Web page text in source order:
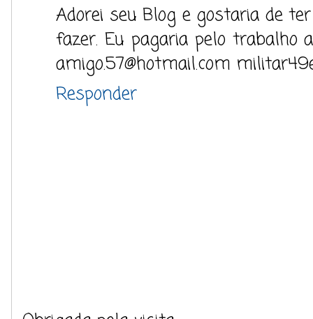
Adorei seu Blog e gostaria de
fazer. Eu pagaria pelo trabalho
amigo.57@hotmail.com
Responder